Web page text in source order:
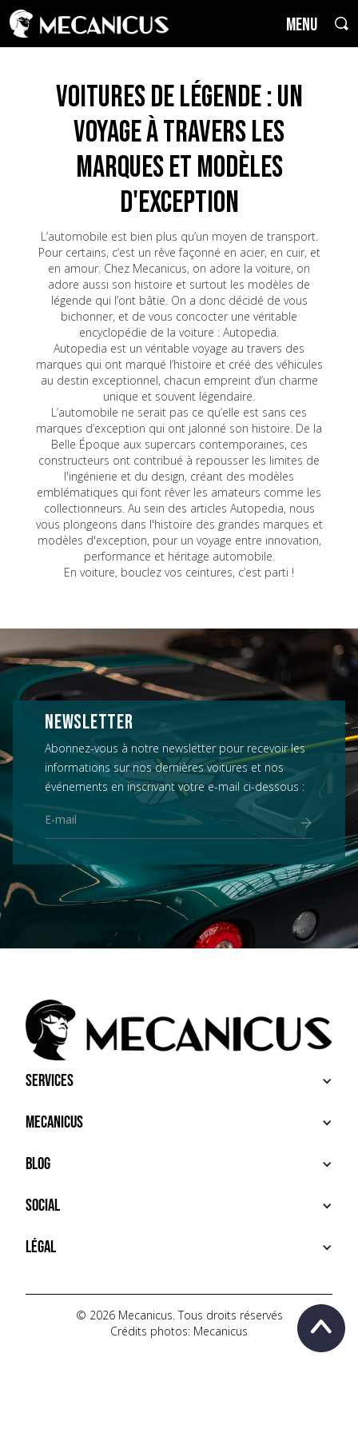
MENU
Voitures de Légende : un
voyage à travers les
marques et modèles
d'exception
L’automobile est bien plus qu’un moyen de transport.
Pour certains, c’est un rêve façonné en acier, en cuir, et
en amour. Chez Mecanicus, on adore la voiture, on
adore aussi son histoire et surtout les modèles de
légende qui l’ont bâtie. On a donc décidé de vous
bichonner, et de vous concocter une véritable
encyclopédie de la voiture : Autopedia.
Autopedia est un véritable voyage au travers des
marques qui ont marqué l’histoire et créé des véhicules
au destin exceptionnel, chacun empreint d’un charme
unique et souvent légendaire.
L’automobile ne serait pas ce qu’elle est sans ces
marques d’exception qui ont jalonné son histoire. De la
Belle Époque aux supercars contemporaines, ces
constructeurs ont contribué à repousser les limites de
l'ingénierie et du design, créant des modèles
emblématiques qui font rêver les amateurs comme les
collectionneurs. Au sein des articles Autopedia, nous
vous plongeons dans l'histoire des grandes marques et
modèles d'exception, pour un voyage entre innovation,
performance et héritage automobile.
En voiture, bouclez vos ceintures, c’est parti !
NEWSLETTER
Abonnez-vous à notre newsletter pour recevoir les
informations sur nos dernières voitures et nos
événements en inscrivant votre e-mail ci-dessous :
Services
ACHETER
VENDRE
SERVICES PREMIUM
Mecanicus
À PROPOS
HOUSE MECANICUS
CONTACT
Blog
NEWS
VIDÉOS
AUTOPÉDIA
Social
INSTAGRAM
TIKTOK
YOUTUBE
Légal
POLITIQUE DE CONFIDENTIALITÉ
© 2026 Mecanicus. Tous droits réservés
Crédits photos: Mecanicus